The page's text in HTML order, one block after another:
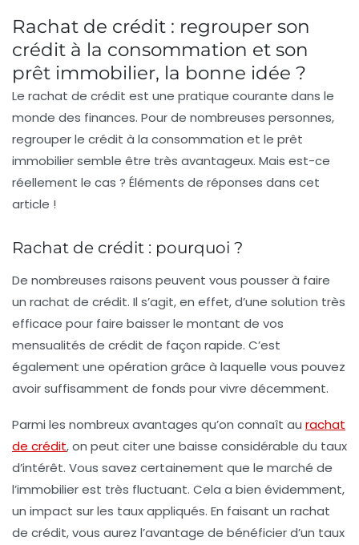
Rachat de crédit : regrouper son
crédit à la consommation et son
prêt immobilier, la bonne idée ?
Le rachat de crédit est une pratique courante dans le
monde des finances. Pour de nombreuses personnes,
regrouper le crédit à la consommation et le prêt
immobilier semble être très avantageux. Mais est-ce
réellement le cas ? Éléments de réponses dans cet
article !
Rachat de crédit : pourquoi ?
De nombreuses raisons peuvent vous pousser à faire
un rachat de crédit. Il s’agit, en effet, d’une solution très
efficace pour faire baisser le montant de vos
mensualités de crédit de façon rapide. C’est
également une opération grâce à laquelle vous pouvez
avoir suffisamment de fonds pour vivre décemment.
Parmi les nombreux avantages qu’on connaît au rachat
de crédit, on peut citer une baisse considérable du taux
d’intérêt. Vous savez certainement que le marché de
l’immobilier est très fluctuant. Cela a bien évidemment,
un impact sur les taux appliqués. En faisant un rachat
de crédit, vous aurez l’avantage de bénéficier d’un taux